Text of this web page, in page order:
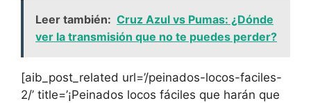
Leer también: Cruz Azul vs Pumas: ¿Dónde
ver la transmisión que no te puedes perder?
[aib_post_related url=’/peinados-locos-faciles-
2/’ title=’¡Peinados locos fáciles que harán que